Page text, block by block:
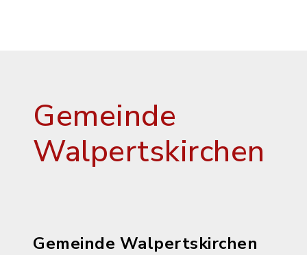
Gemeinde
Walpertskirchen
Gemeinde Walpertskirchen